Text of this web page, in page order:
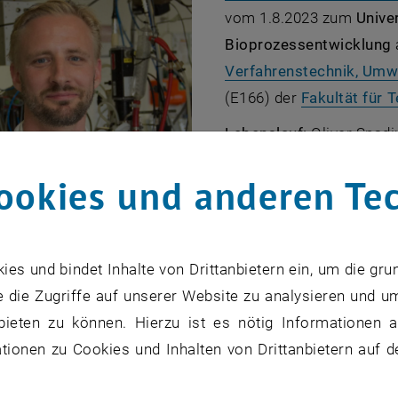
vom 1.8.2023 zum
Bioprozessentwicklung
Verfahrenstechnik,
(E166) der Fakultät für
Lebenslauf:Oliver
Lebensmittel- und
mit einer Dissertation
evolution , öffnet eine
". Ein
Universitätsassistent an
über "Integrierte Bioprozessentwicklung". 2016
für sich lukrieren, die er im Juni
beenden konnte. Schon im Jahr 2015 erlangte
(
und anderen
und bindet Inhalte von Drittanbietern ein, um die
Zugriffe auf unserer Website zu analysieren und
zu können. Hierzu ist es nötig Informationen
zu Cookies und Inhalten von Drittanbietern auf